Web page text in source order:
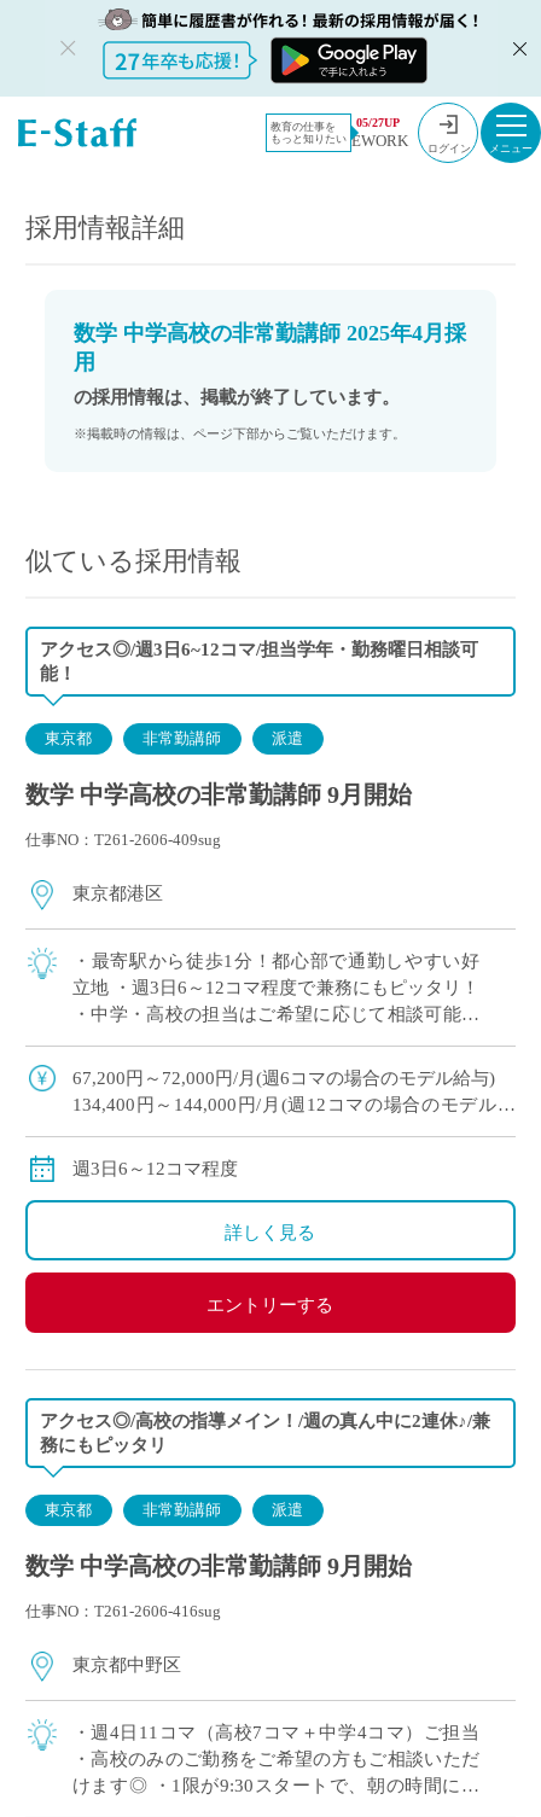
教育の仕事を
もっと知りたい
05/27UP
EWORK ログイン
教員採用情
報のイー・
採用情報
数学 中学高校の非常勤講師 2025年4月採用
採用情報詳細
数学 中学高校の非常勤講師 2025年4月採
用
の採用情報は、掲載が終了しています。
※掲載時の情報は、ページ下部からご覧いただけます。
似ている採用情報
アクセス◎/週3日6~12コマ/担当学年・勤務曜日相談可
能！
東京都 非常勤講師 派遣
数学 中学高校の非常勤講師 9月開始
仕事NO：T261-2606-409sug
東京都港区
・最寄駅から徒歩1分！都心部で通勤しやすい好
立地 ・週3日6～12コマ程度で兼務にもピッタリ！
・中学・高校の担当はご希望に応じて相談可能！
学校 ・難関大学進学を目指す生徒へ […]
67,200円～72,000円/月(週6コマの場合のモデル給与)
134,400円～144,000円/月(週12コマの場合のモデル給
※経験により変動
週3日6～12コマ程度
詳しく見る
エントリーする
アクセス◎/高校の指導メイン！/週の真ん中に2連休♪/兼
務にもピッタリ
東京都 非常勤講師 派遣
数学 中学高校の非常勤講師 9月開始
仕事NO：T261-2606-416sug
東京都中野区
・週4日11コマ（高校7コマ＋中学4コマ）ご担当
・高校のみのご勤務をご希望の方もご相談いただ
けます◎ ・1限が9:30スタートで、朝の時間にゆ